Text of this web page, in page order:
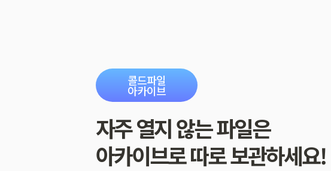
콜드파일
아카이브
자주 열지 않는 파일은
아카이브로 따로 보관하세요!